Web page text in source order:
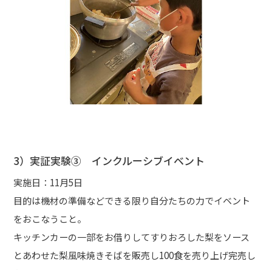
3）実証実験③ インクルーシブイベント
実施日：11月5日
目的は機材の準備などできる限り自分たちの力でイベント
をおこなうこと。
キッチンカーの一部をお借りしてすりおろした梨をソース
とあわせた梨風味焼きそばを販売し100食を売り上げ完売し